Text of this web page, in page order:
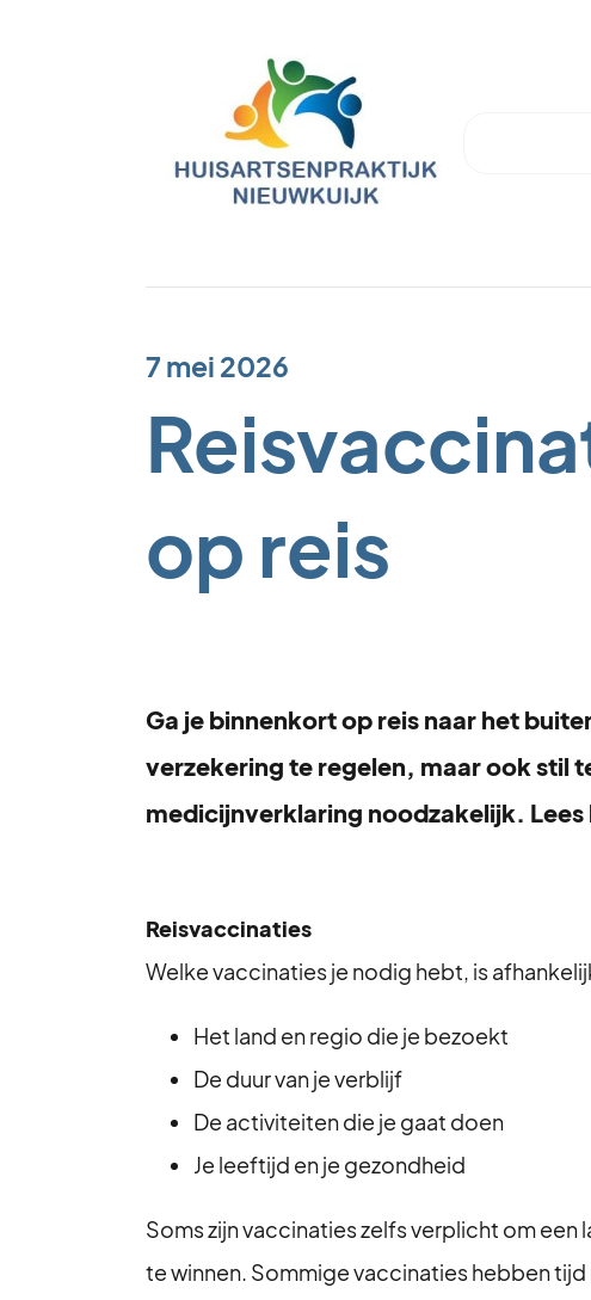
7 mei 2026
op reis
Ga je binnenkort op reis naar het
verzekering te regelen, maar ook stil
medicijnverklaring noodzakelijk.
Reisvaccinaties
Welke vaccinaties je nodig hebt, is
Het land en regio die je bezoekt
De duur van je verblijf
De activiteiten die je gaat doen
Je leeftijd en je gezondheid
Soms zijn vaccinaties zelfs verplicht om
te winnen. Sommige vaccinaties hebben